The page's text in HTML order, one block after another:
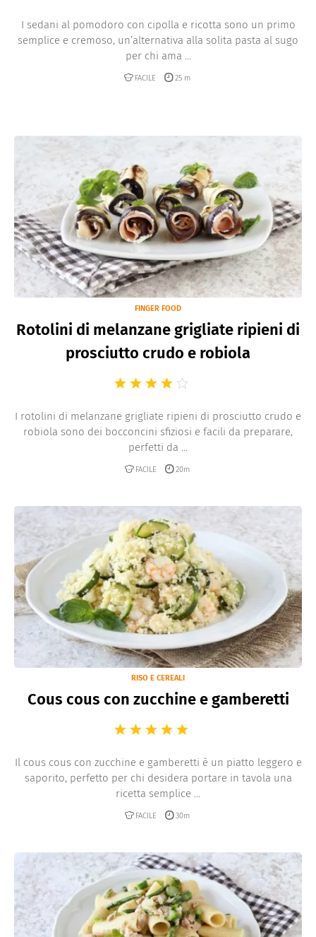
I sedani al pomodoro con cipolla e ricotta sono un primo
semplice e cremoso, un’alternativa alla solita pasta al sugo
per chi ama ...
FACILE 25 m
FINGER FOOD
Rotolini di melanzane grigliate ripieni di
prosciutto crudo e robiola
I rotolini di melanzane grigliate ripieni di prosciutto crudo e
robiola sono dei bocconcini sfiziosi e facili da preparare,
perfetti da ...
FACILE 20m
RISO E CEREALI
Cous cous con zucchine e gamberetti
Il cous cous con zucchine e gamberetti è un piatto leggero e
saporito, perfetto per chi desidera portare in tavola una
ricetta semplice ...
FACILE 30m